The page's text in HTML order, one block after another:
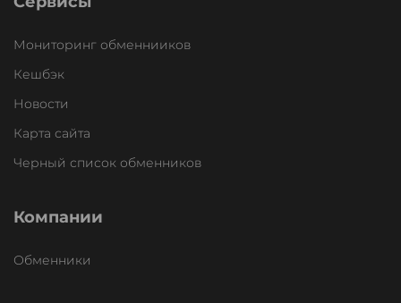
Мониторинг обменнииков
Кешбэк
Новости
Карта сайта
Черный список обменников
Компании
Обменники